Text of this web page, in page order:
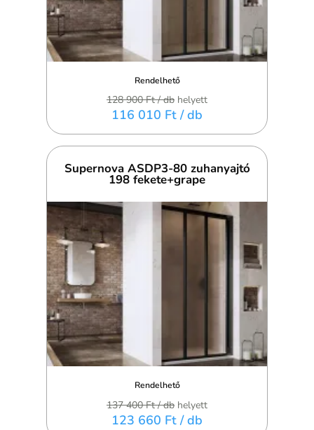
Rendelhető
128 900 Ft/ db helyett
116 010 Ft / db
Supernova ASDP3-80 zuhanyajtó
198 fekete+grape
Rendelhető
137 400 Ft/ db helyett
123 660 Ft / db